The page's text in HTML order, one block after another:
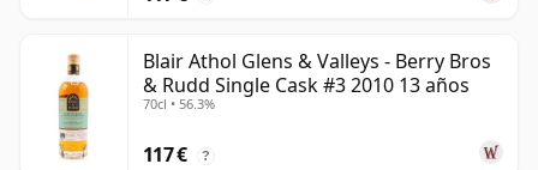
Blair Athol Glens & Valleys - Berry Bros
& Rudd Single Cask #3 2010 13 años
70cl • 56.3%
117 € ?